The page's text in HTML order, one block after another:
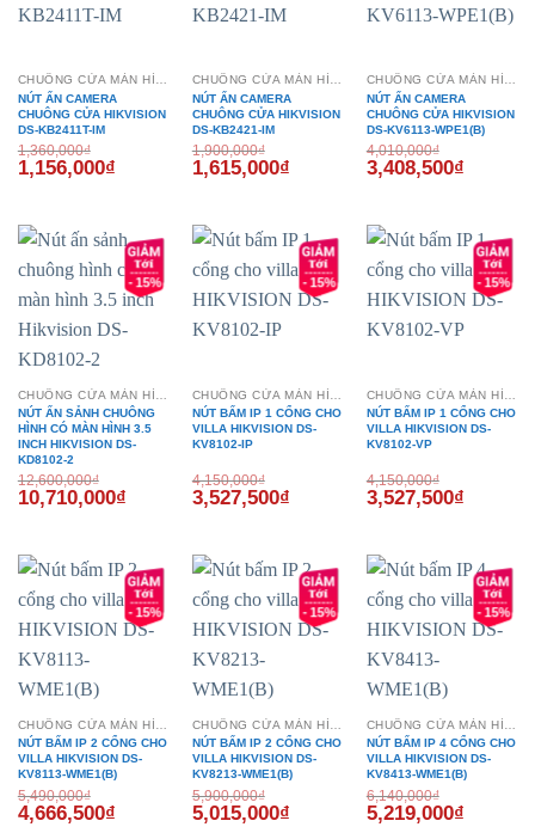
CHUÔNG CỬA MÀN HÌNH
NÚT ẤN CAMERA
CHUÔNG CỬA HIKVISION
DS-KB2411T-IM
1,360,000₫
Giá
gốc
1,156,000₫Giá
1,156,000₫.
CHUÔNG CỬA MÀN HÌNH
NÚT ẤN CAMERA
CHUÔNG CỬA HIKVISION
DS-KB2421-IM
1,900,000₫
Giá
gốc
1,615,000₫Giá
1,615,000₫.
CHUÔNG CỬA MÀN HÌNH
NÚT ẤN CAMERA
CHUÔNG CỬA HIKVISION
DS-KV6113-WPE1(B)
4,010,000₫
Giá
gốc
3,408,500₫Giá
- 15%
NÚT ẤN SẢNH CHUÔNG
HÌNH CÓ MÀN HÌNH 3.5
INCH HIKVISION DS-
KD8102-2
12,600,000₫
Giá
gốc
10,710,000₫Giá
10,710,000₫.
- 15%
NÚT BẤM IP 1 CỔNG CHO
VILLA HIKVISION DS-
KV8102-IP
4,150,000₫
Giá
gốc
3,527,500₫Giá
3,527,500₫.
- 15%
NÚT BẤM IP 1 CỔNG CHO
VILLA HIKVISION DS-
KV8102-VP
4,150,000₫
Giá
gốc
3,527,500₫Giá
- 15%
NÚT BẤM IP 2 CỔNG CHO
VILLA HIKVISION DS-
KV8113-WME1(B)
5,490,000₫
Giá
gốc
4,666,500₫Giá
hiện
- 15%
NÚT BẤM IP 2 CỔNG CHO
VILLA HIKVISION DS-
KV8213-WME1(B)
5,900,000₫
Giá
gốc
5,015,000₫Giá
hiện
- 15%
NÚT BẤM IP 4 CỔNG CHO
VILLA HIKVISION DS-
KV8413-WME1(B)
6,140,000₫
Giá
gốc
5,219,000₫Giá
hiện